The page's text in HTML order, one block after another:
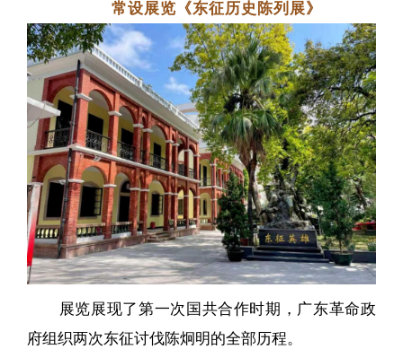
常设展览《东征历史陈列展》
展览展现了第一次国共合作时期，广东革命政
府组织两次东征讨伐陈炯明的全部历程。